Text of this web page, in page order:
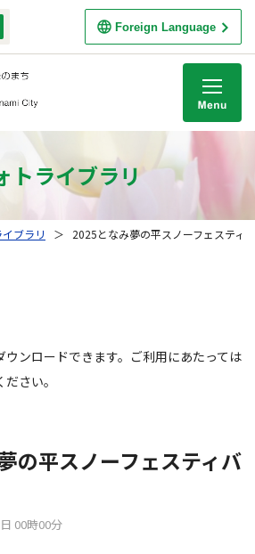
Foreign Language
トライブラリ
ブラリ ＞ 2025となみ夢の平スノーフェスティ
ンロードできます。ご利用にあたっては
さい。
の平スノーフェスティバ
00時00分